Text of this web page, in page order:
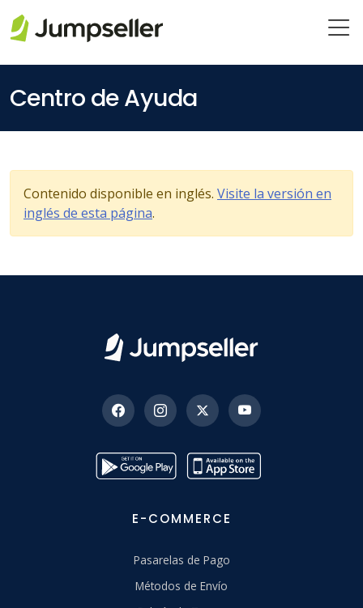
Centro de Ayuda
Contenido disponible en inglés. Visite la versión en
inglés de esta página.
E-COMMERCE
Pasarelas de Pago
Métodos de Envío